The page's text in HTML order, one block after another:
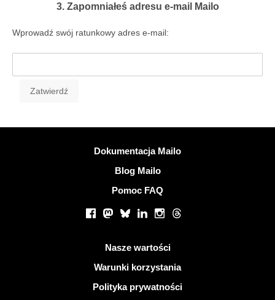
3. Zapomniałeś adresu e-mail Mailo
Wprowadź swój ratunkowy adres e-mail:
Dokumentacja Mailo
Blog Mailo
Pomoc FAQ
Portale społecznościowe
Facebook
Mastodon
BlueskyLinkedInInstagram
Threads
Nasze wartości
Warunki korzystania
Polityka prywatności